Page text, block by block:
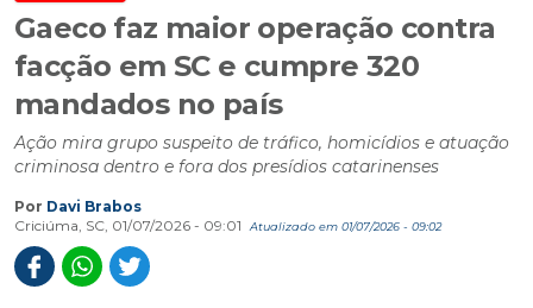
Gaeco faz maior operação contra
facção em SC e cumpre 320
mandados no país
Ação mira grupo suspeito de tráfico, homicídios e atuação
criminosa dentro e fora dos presídios catarinenses
Por Davi Brabos
Criciúma, SC, 01/07/2026 - 09:01
Atualizado em 01/07/2026 - 09:02